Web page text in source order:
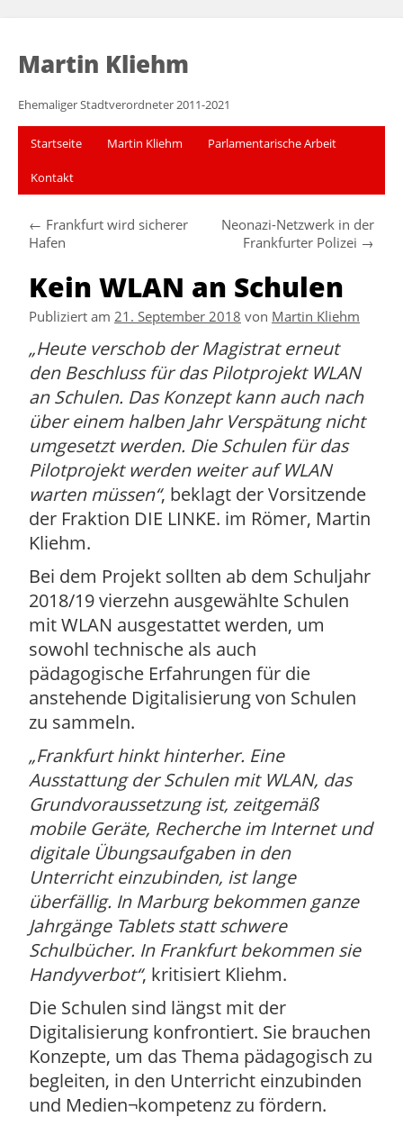
Martin Kliehm
Ehemaliger Stadtverordneter 2011-2021
Startseite Martin Kliehm Parlamentarische Arbeit
Kontakt
← Frankfurt wird sicherer
Hafen
Neonazi-Netzwerk in der
Frankfurter Polizei →
Kein WLAN an Schulen
Publiziert am 21. September 2018 von Martin Kliehm
Heute verschob der Magistrat erneut
den Beschluss für das Pilotprojekt WLAN
an Schulen. Das Konzept kann auch nach
über einem halben Jahr Verspätung nicht
umgesetzt werden. Die Schulen für das
Pilotprojekt werden weiter auf WLAN
warten müssen , beklagt der Vorsitzende
der Fraktion DIE LINKE. im Römer, Martin
Kliehm.
Bei dem Projekt sollten ab dem Schuljahr
2018/19 vierzehn ausgewählte Schulen
mit WLAN ausgestattet werden, um
sowohl technische als auch
pädagogische Erfahrungen für die
anstehende Digitalisierung von Schulen
zu sammeln.
Frankfurt hinkt hinterher. Eine
Ausstattung der Schulen mit WLAN, das
Grundvoraussetzung ist, zeitgemäß
mobile Geräte, Recherche im Internet und
digitale Übungsaufgaben in den
Unterricht einzubinden, ist lange
überfällig. In Marburg bekommen ganze
Jahrgänge Tablets statt schwere
Schulbücher. In Frankfurt bekommen sie
Handyverbot , kritisiert Kliehm.
Die Schulen sind längst mit der
Digitalisierung konfrontiert. Sie brauchen
Konzepte, um das Thema pädagogisch zu
begleiten, in den Unterricht einzubinden
und Medien¬kompetenz zu fördern.